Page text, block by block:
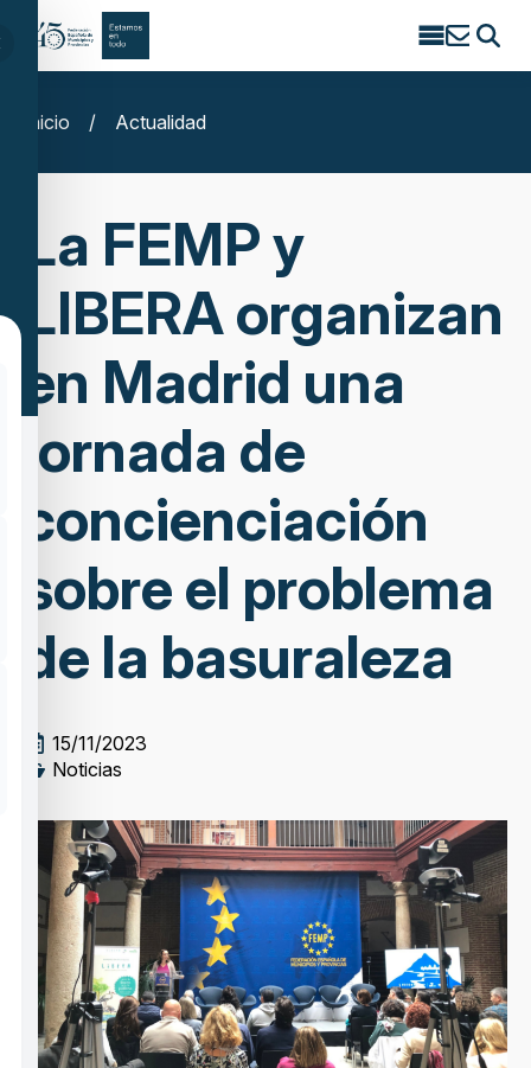
Search
Inicio
/ Actualidad
La FEMP y
LIBERA organizan
en Madrid una
jornada de
concienciación
sobre el problema
de la basuraleza
15/11/2023
Noticias